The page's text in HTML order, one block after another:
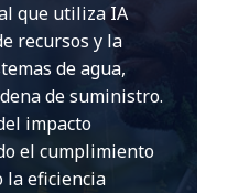
que utiliza IA
recursos y la
de agua,
de suministro.
impacto
el cumplimiento
la eficiencia